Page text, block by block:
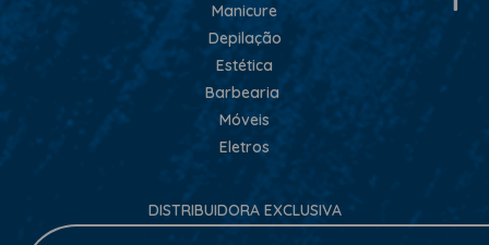
Manicure
Depilação
Estética
Barbearia
Móveis
Eletros
DISTRIBUIDORA EXCLUSIVA